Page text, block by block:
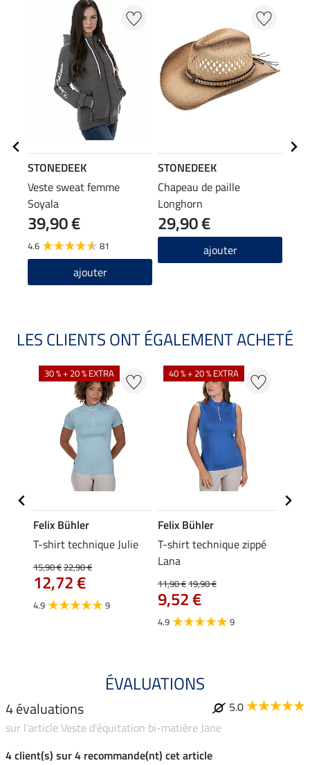
STONEDEEK
Veste sweat femme
Soyala
39,90 €
4.6 81
ajouter
STONEDEEK
Chapeau de paille
Longhorn
29,90 €
ajouter
LES CLIENTS ONT ÉGALEMENT ACHETÉ
30 % + 20 % EXTRA
Felix Bühler
T-shirt technique Julie
15,90 €22,90 €
12,72 €
4.9 9
40 % + 20 % EXTRA
Felix Bühler
T-shirt technique zippé
Lana
11,90 €19,90 €
9,52 €
4.9 9
ÉVALUATIONS
4 évaluations
5.0
sur l'article Veste d'équitation bi-matière Jane
4 client(s) sur 4 recommande(nt) cet article